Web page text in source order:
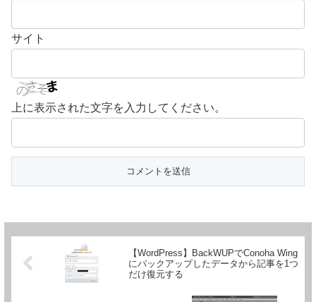
サイト
上に表示された文字を入力してください。
【WordPress】BackWUPでConoha Wing
にバックアップしたデータから記事を1つ
だけ復元する